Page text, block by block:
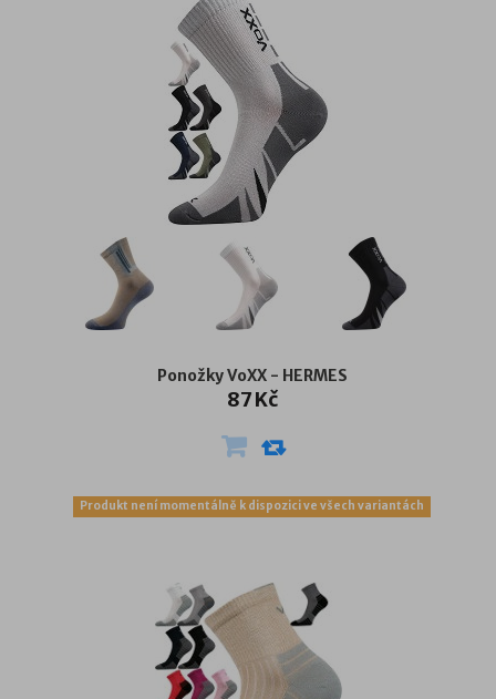
Ponožky VoXX - HERMES
87 Kč
Produkt není momentálně k dispozici ve všech variantách